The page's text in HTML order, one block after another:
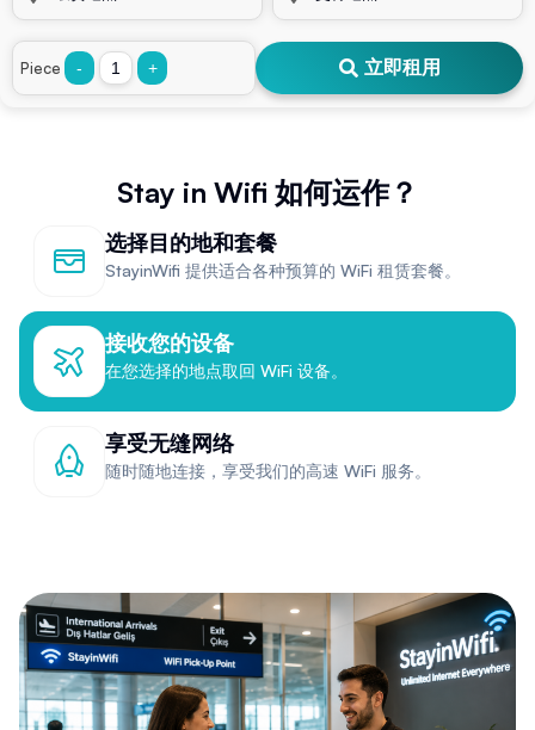
Piece - + 立即租用
Stay in Wifi 如何运作？
选择目的地和套餐
StayinWifi 提供适合各种预算的 WiFi 租赁套餐。
接收您的设备
在您选择的地点取回 WiFi 设备。
享受无缝网络
随时随地连接，享受我们的高速 WiFi 服务。